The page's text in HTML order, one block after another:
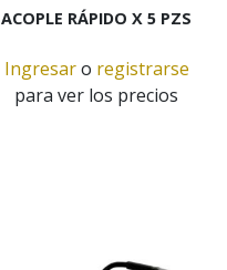
ACOPLE RÁPIDO X 5 PZS
Ingresaro registrarse
para ver los precios